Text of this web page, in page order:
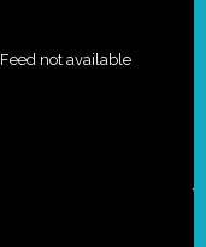
Feed not available